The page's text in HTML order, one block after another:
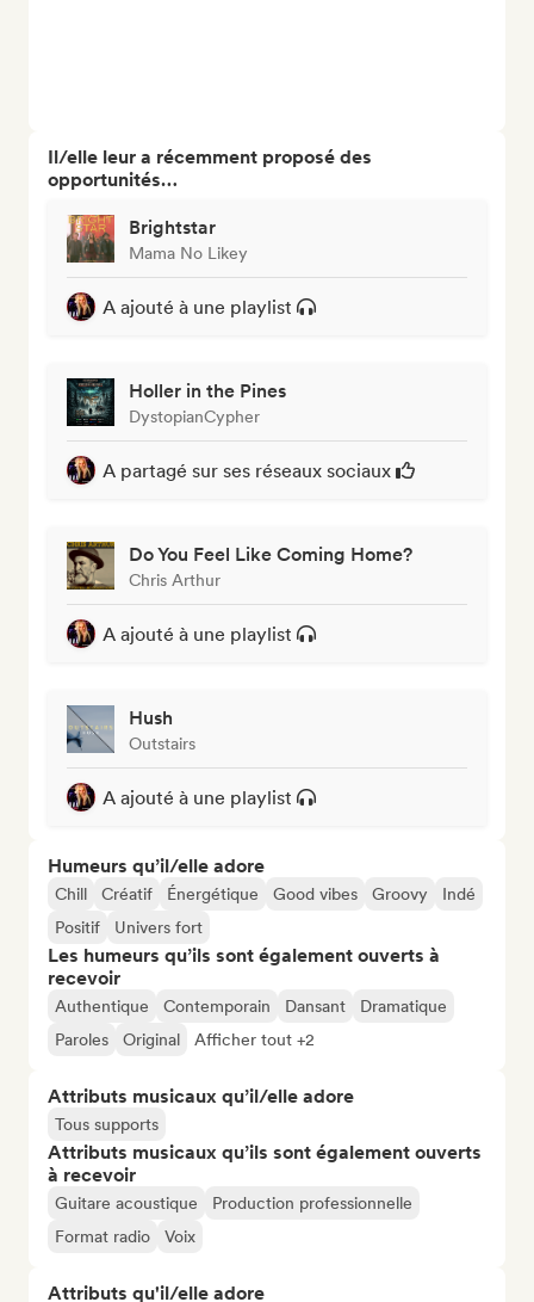
Il/elle leur a récemment proposé des
opportunités…
Brightstar
Mama No Likey
A ajouté à une playlist
Holler in the Pines
DystopianCypher
A partagé sur ses réseaux sociaux
Do You Feel Like Coming Home?
Chris Arthur
A ajouté à une playlist
Hush
Outstairs
A ajouté à une playlist
Humeurs qu’il/elle adore
Chill Créatif Énergétique Good vibes Groovy
Indé
Positif
Univers fort
Les humeurs qu’ils sont également ouverts à
recevoir
Authentique Contemporain Dansant
Dramatique
Paroles
Original Afficher tout +2
Attributs musicaux qu’il/elle adore
Tous supports
Attributs musicaux qu’ils sont également ouverts
à recevoir
Guitare acoustique
Production professionnelle
Format radio
Voix
Attributs qu'il/elle adore